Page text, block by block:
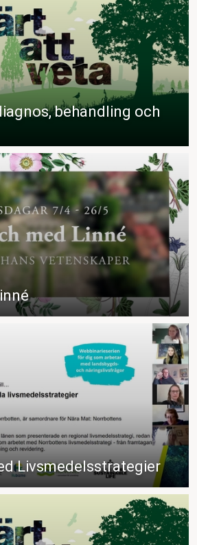
behandling och
Livsmedelsstrategier